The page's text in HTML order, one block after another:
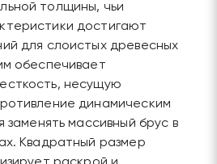
толщины, чьи
достигают
для слоистых древесных
обеспечивает
несущую
динамическим
заменять массивный брус в
Квадратный размер